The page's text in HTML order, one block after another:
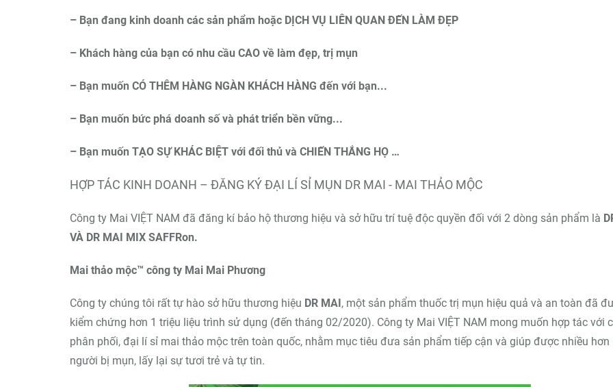
– Bạn đang kinh doanh các sản phẩm hoặc DỊCH VỤ LIÊN QUAN ĐẾN LÀM ĐẸP
– Khách hàng của bạn có nhu cầu CAO về làm đẹp, trị mụn
– Bạn muốn CÓ THÊM HÀNG NGÀN KHÁCH HÀNG đến với bạn...
– Bạn muốn bức phá doanh số và phát triển bền vững...
– Bạn muốn TẠO SỰ KHÁC BIỆT với đối thủ và CHIẾN THẮNG HỌ …
HỢP TÁC KINH DOANH – ĐĂNG KÝ ĐẠI LÍ SỈ MỤN DR MAI - MAI THẢO MỘC
Công ty Mai VIỆT NAM đã đăng kí bảo hộ thương hiệu và sở hữu trí tuệ độc quyền đối với 2 dòng sản phẩm là
VÀ DR MAI MIX SAFFRon.
Mai thảo mộc™ công ty Mai Mai Phương
Công ty chúng tôi rất tự hào sở hữu thương hiệu DR MAI, một sản phẩm thuốc trị mụn hiệu quả và an toàn đã
kiểm chứng hơn 1 triệu liệu trình sử dụng (đến tháng 02/2020). Công ty Mai VIỆT NAM mong muốn hợp tác với
phân phối, đại lí sỉ mai thảo mộc trên toàn quốc, nhằm mục tiêu đưa sản phẩm tiếp cận và giúp được nhiều hơn
người bị mụn, lấy lại sự tươi trẻ và tự tin.